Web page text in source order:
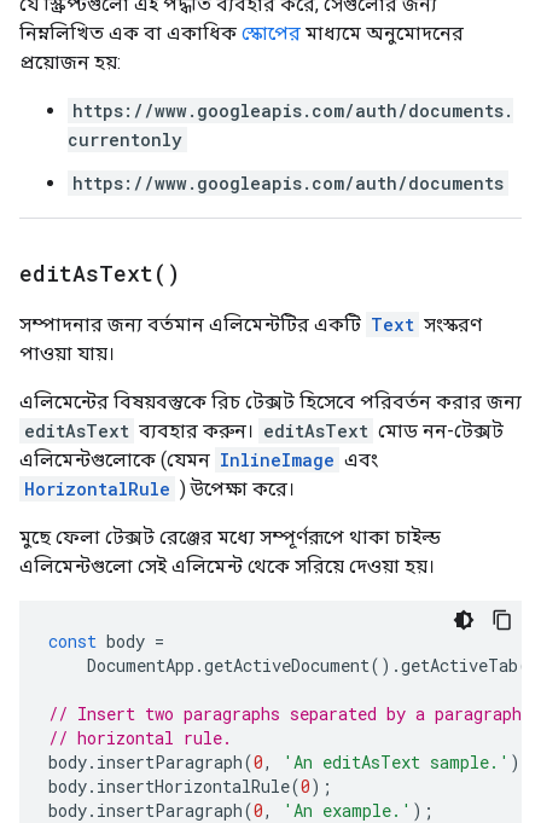
নিম্নলিখিত এক বা একাধিক স্কোপের মাধ্যমে অনুমোদনের
প্রয়োজন হয়:
https://www.googleapis.com/auth/documents.
currentonly
https://www.googleapis.com/auth/documents
editAsText( )
সম্পাদনার জন্য বর্তমান এলিমেন্টটির একটি Text সংস্করণ
পাওয়া যায়।
এলিমেন্টের বিষয়বস্তুকে রিচ টেক্সট হিসেবে পরিবর্তন করার জন্য
editAsText ব্যবহার করুন। editAsText মোড নন-টেক্সট
এলিমেন্টগুলোকে (যেমন InlineImage এবং
HorizontalRule ) উপেক্ষা করে।
মুছে ফেলা টেক্সট রেঞ্জের মধ্যে সম্পূর্ণরূপে থাকা চাইল্ড
এলিমেন্টগুলো সেই এলিমেন্ট থেকে সরিয়ে দেওয়া হয়।
const body =
DocumentApp .getActiveDocument().getActiveTab
// Insert two paragraphs separated by a paragraph
// horizontal rule.
body. insertParagraph(0, 'An editAsText sample.' );
body. insertHorizontalRule(0);
body. insertParagraph(0, 'An example.' );